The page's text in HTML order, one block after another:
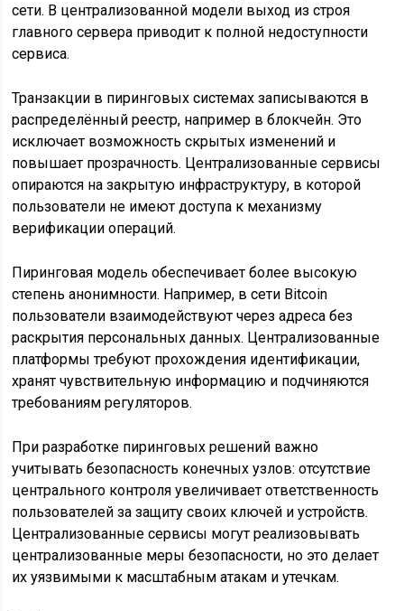
сети. В централизованной модели выход из строя
главного сервера приводит к полной недоступности
сервиса.
Транзакции в пиринговых системах записываются в
распределённый реестр, например в блокчейн. Это
исключает возможность скрытых изменений и
повышает прозрачность. Централизованные сервисы
опираются на закрытую инфраструктуру, в которой
пользователи не имеют доступа к механизму
верификации операций.
Пиринговая модель обеспечивает более высокую
степень анонимности. Например, в сети Bitcoin
пользователи взаимодействуют через адреса без
раскрытия персональных данных. Централизованные
платформы требуют прохождения идентификации,
хранят чувствительную информацию и подчиняются
требованиям регуляторов.
При разработке пиринговых решений важно
учитывать безопасность конечных узлов: отсутствие
центрального контроля увеличивает ответственность
пользователей за защиту своих ключей и устройств.
Централизованные сервисы могут реализовывать
централизованные меры безопасности, но это делает
их уязвимыми к масштабным атакам и утечкам.